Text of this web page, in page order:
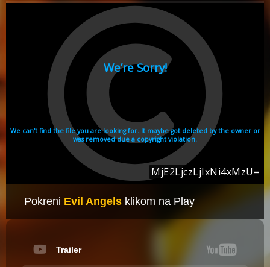
Pokreni Evil Angels klikom na Play
Trailer